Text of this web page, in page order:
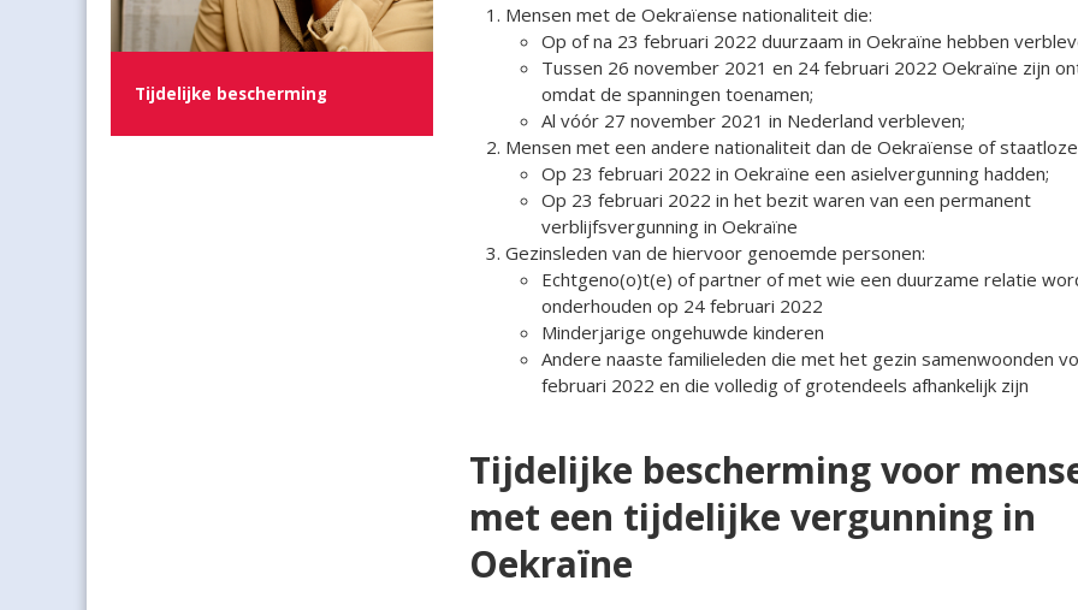
Tijdelijke bescherming
Mensen met de Oekraïense nationaliteit die:
Op of na 23 februari 2022 duurzaam in Oekraïne hebben
Tussen 26 november 2021 en 24 februari 2022 Oekraïne zijn
omdat de spanningen toenamen;
Al vóór 27 november 2021 in Nederland verbleven;
Mensen met een andere nationaliteit dan de Oekraïense of
Op 23 februari 2022 in Oekraïne een asielvergunning hadden;
Op 23 februari 2022 in het bezit waren van een permanent
verblijfsvergunning in Oekraïne
Gezinsleden van de hiervoor genoemde personen:
Echtgeno(o)t(e) of partner of met wie een duurzame relatie
onderhouden op 24 februari 2022
Minderjarige ongehuwde kinderen
Andere naaste familieleden die met het gezin samenwoonden
februari 2022 en die volledig of grotendeels afhankelijk zijn
Tijdelijke bescherming voor
met een tijdelijke vergunning in
Oekraïne